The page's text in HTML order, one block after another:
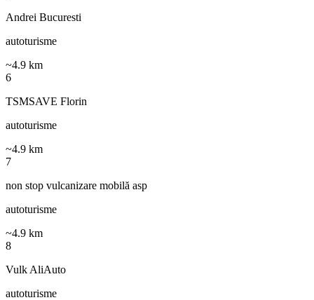
Andrei Bucuresti
autoturisme
~4.9 km
6
TSMSAVE Florin
autoturisme
~4.9 km
7
non stop vulcanizare mobilă asp
autoturisme
~4.9 km
8
Vulk AliAuto
autoturisme